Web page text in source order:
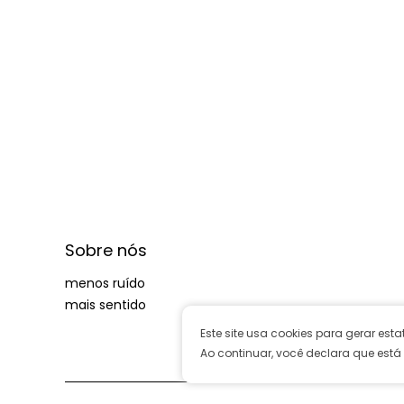
Sobre nós
menos ruído
mais sentido
Este site usa cookies para gerar
Ao continuar, você declara que